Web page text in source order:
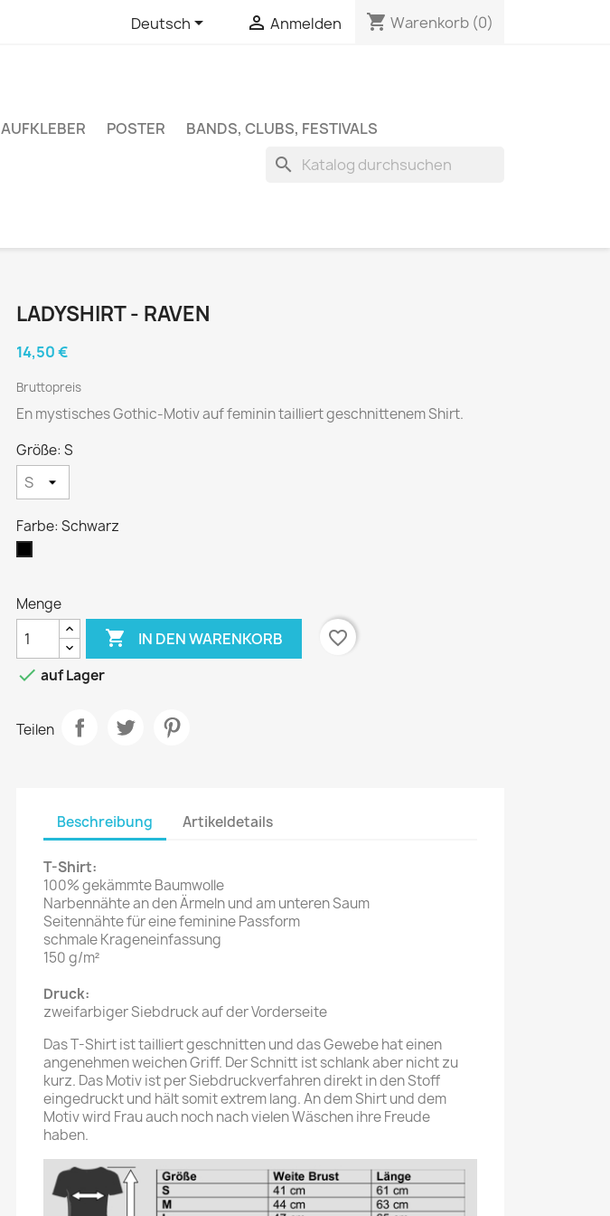
Deutsch  Anmelden shopping_cart Warenkorb (0)
AUFKLEBER POSTER BANDS, CLUBS, FESTIVALS
search
LADYSHIRT - RAVEN
14,50 €
Bruttopreis
En mystisches Gothic-Motiv auf feminin tailliert geschnittenem Shirt.
Größe: S
Farbe: Schwarz
Menge
 IN DEN WARENKORB
favorite_border
 auf Lager
Teilen
Beschreibung Artikeldetails
T-Shirt:
100% gekämmte Baumwolle
Narbennähte an den Ärmeln und am unteren Saum
Seitennähte für eine feminine Passform
schmale Krageneinfassung
150 g/m²
Druck:
zweifarbiger Siebdruck auf der Vorderseite
Das T-Shirt ist tailliert geschnitten und das Gewebe hat einen
angenehmen weichen Griff. Der Schnitt ist schlank aber nicht zu
kurz. Das Motiv ist per Siebdruckverfahren direkt in den Stoff
eingedruckt und hält somit extrem lang. An dem Shirt und dem
Motiv wird Frau auch noch nach vielen Wäschen ihre Freude
haben.